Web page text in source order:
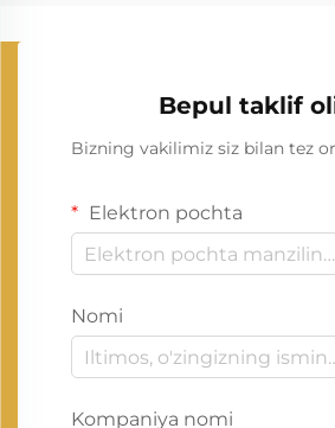
Bepul taklif
Bizning vakilimiz siz bilan tez
Elektron pochta
Nomi
Kompaniya nomi